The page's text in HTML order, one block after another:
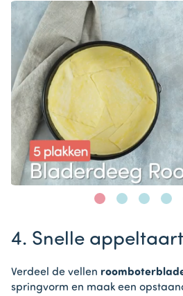
of
4. Snelle
Verdeel de vellen
springvorm en maak een